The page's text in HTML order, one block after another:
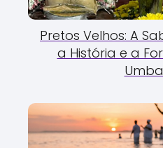
Pretos Velhos: A
a História e a